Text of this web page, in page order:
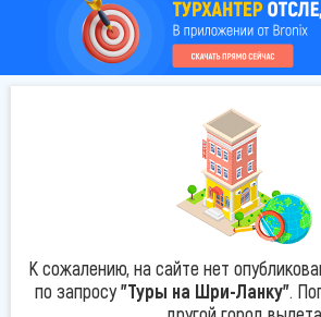
К сожалению, на сайте нет
по запросу"Туры на Шри-Ланку".